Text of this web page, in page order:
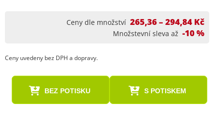
Ceny dle množství 265,36 – 294,84 Kč
Množstevní sleva až -10 %
Ceny uvedeny bez DPH a dopravy.
BEZ POTISKU S POTISKEM